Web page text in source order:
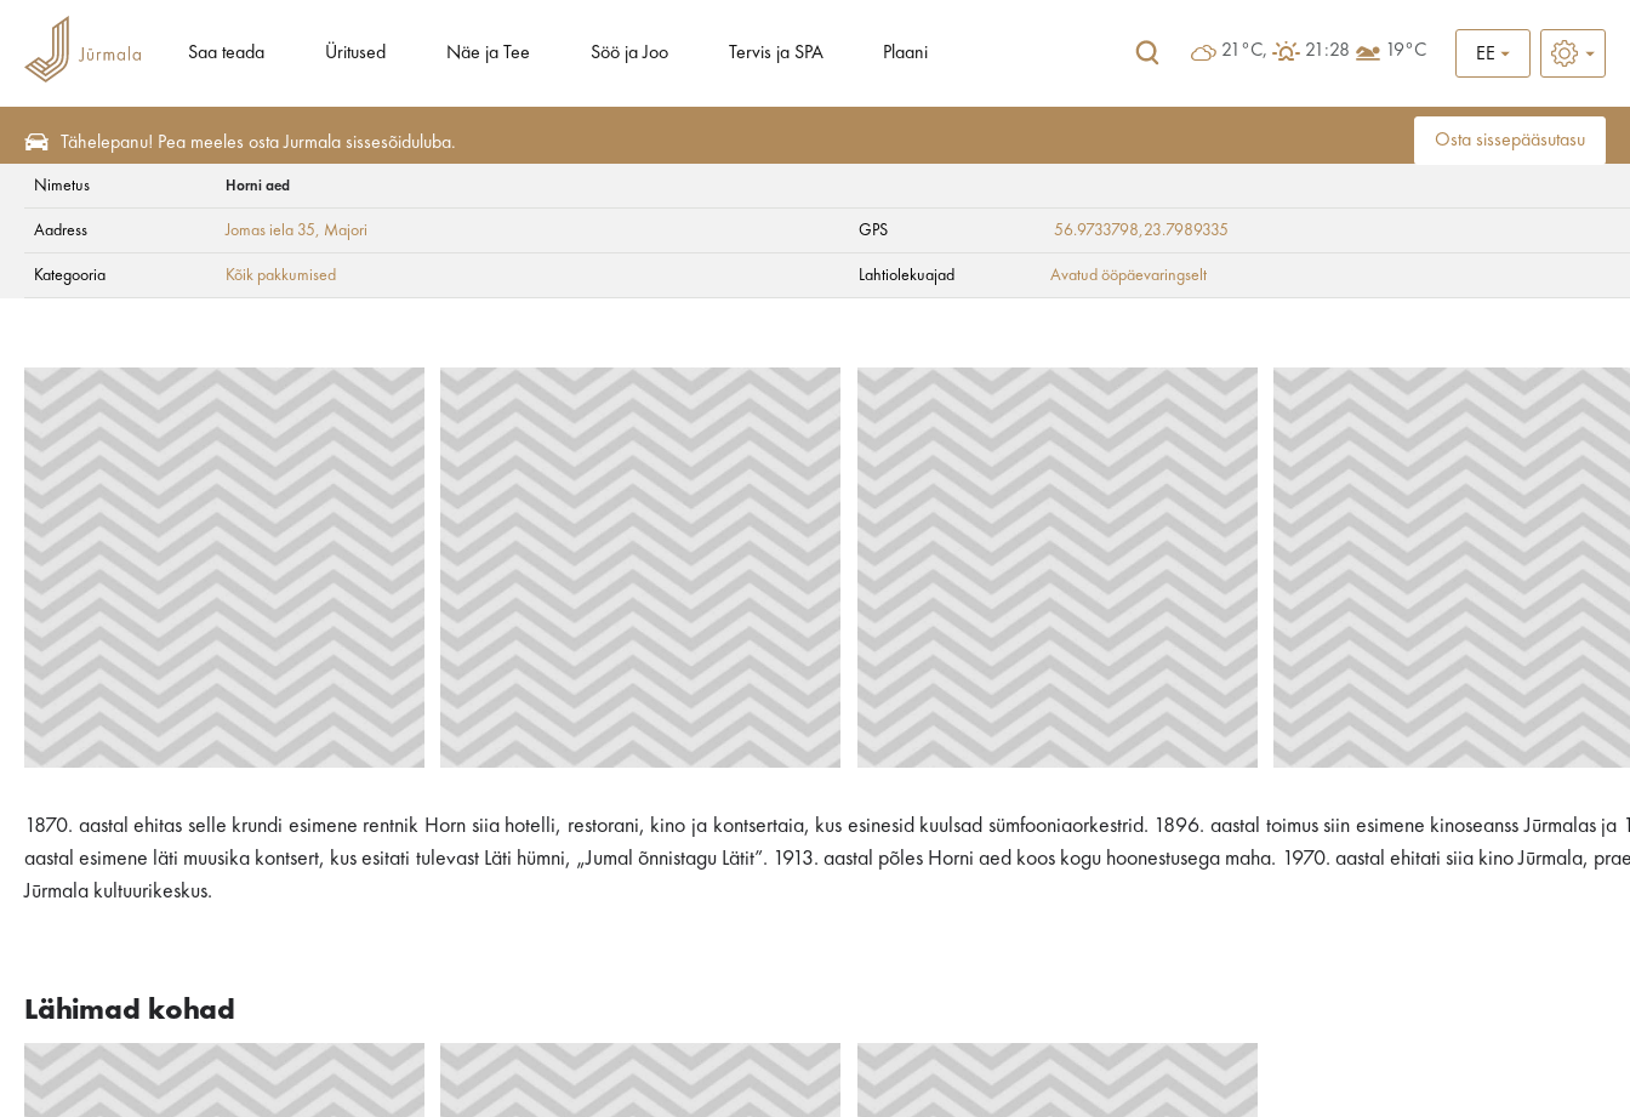
Saa teada Üritused Näe ja Tee Söö ja Joo Tervis ja SPA Plaani 21°C, 21:28 19°C EE
Tähelepanu! Pea meeles osta Jurmala sissesõiduluba. Osta sissepääsutasu
Horni aed
Nimetus Horni aed
Aadress Jomas iela 35, Majori GPS 56.9733798,23.7989335
Kategooria Kõik pakkumised Lahtiolekuajad Avatud ööpäevaringselt
1870. aastal ehitas selle krundi esimene rentnik Horn siia hotelli, restorani, kino ja kontsertaia, kus esinesid kuulsad sümfooniaorkestrid. 1896. aastal toimus siin esimene kinoseanss Jūrmalas ja
aastal esimene läti muusika kontsert, kus esitati tulevast Läti hümni, „Jumal õnnistagu Lätit”. 1913. aastal põles Horni aed koos kogu hoonestusega maha. 1970. aastal ehitati siia kino Jūrmala,
Jūrmala kultuurikeskus.
Lähimad kohad